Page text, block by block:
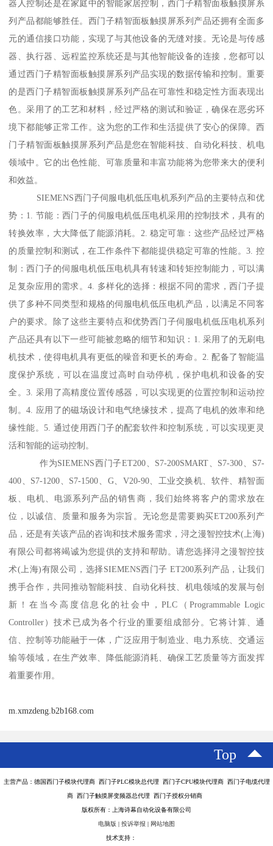
器人控制还是在家庭中的智能家居控制，西门子精智面板触摸屏系
列产品都能够胜任。西门子精智面板触摸屏系列产品还拥有全面多
元的通信接口功能，实现了与其他设备的无缝对接。无论是与传感
器、执行器、远程监控系统还是与其他智能设备的连接，您都可以
通过西门子精智面板触摸屏系列产品实现的数据传输和控制。重要
的是西门子精智面板触摸屏系列产品在可靠性和稳定性方面表现出
色。采用了的工艺和材料，经过严格的测试和验证，确保在恶劣环
境下都能够正常工作。这为您的工作和生活提供了安心的保障。西
门子精智面板触摸屏系列产品是您在智能科技、自动化科技、机电
领域中。它的出色性能、可靠质量和丰富功能将为您带来大的便利
和效益。
SIEMENS西门子伺服电机低压电机系列产品的主要特点和优
势：1. 节能：西门子的伺服电机低压电机采用的控制技术，具有的
转换效率，大大降低了能源消耗。2. 稳定可靠：这些产品经过严格
的质量控制和测试，在工作条件下都能提供稳定可靠的性能。3. 控
制：西门子的伺服电机低压电机具有转速和转矩控制能力，可以满
足复杂应用的需求。4. 多样化的选择：根据不同的需求，西门子提
供了多种不同类型和规格的伺服电机低压电机产品，以满足不同客
户的要求。除了这些主要特点和优势西门子伺服电机低压电机系列
产品还具有以下一些可能被忽略的细节和知识：1. 采用了的无刷电
机技术，使得电机具有更低的噪音和更长的寿命。2. 配备了智能温
度保护系统，可以在温度过高时自动停机，保护电机和设备的安
全。3. 采用了高精度位置传感器，可以实现更的位置控制和运动控
制。4. 应用了的磁场设计和电气绝缘技术，提髙了电机的效率和绝
缘性能。5. 通过使用西门子的配套软件和控制系统，可以实现更灵
活和智能的运动控制。
作为SIEMENS西门子ET200、S7-200SMART、S7-300、S7-
400、S7-1200、S7-1500、G、V20-90、工业交换机、软件、精智面
板、电机、电源系列产品的销售商，我们始终将客户的需求放在
位，以诚信、质量和服务为宗旨。无论您是需要购买ET200系列产
品，还是有关该产品的咨询和技术服务需求，浔之漫智控技术(上海)
有限公司都将竭诚为您提供的支持和帮助。请您选择浔之漫智控技
术(上海)有限公司，选择SIEMENS西门子 ET200系列产品，让我们
携手合作，共同推动智能科技、自动化科技、机电领域的发展与创
新！在当今高度信息化的社会中，PLC（Programmable Logic
Controller）技术已成为各个行业的重要组成部分。它将计算、通
信、控制等功能融于一体，广泛应用于制造业、电力系统、交通运
输等领域，在生产效率、降低能源消耗、确保工艺质量等方面发挥
着重要作用。
m.xmzdeng.b2b168.com
Top
主营产品：德国西门子模块代理商 西门子PLC模块总代理 西门子CPU模块代理商 西门子电缆代理
商 西门子触摸屏变频器总代理 西门子授权分销商
版权所有：上海诗幕自动化设备有限公司
电脑版 | 投诉举报 | 网站地图
技术支持：